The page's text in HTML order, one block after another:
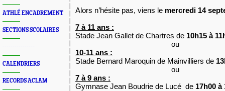
ATHLÉ ENCADREMENT
SECTIONS SCOLAIRES
----------------
CALENDRIERS
RECORDS ACLAM
Alors n’hésite pas, viens le mercredi 14
7 à 11 ans :
Stade Jean Gallet de Chartres de 10h15 à
ou
10-11 ans :
Stade Bernard Maroquin de Mainvilliers de
ou
7 à 9 ans :
Gymnase Jean Boudrie de Lucé de 17h00 à